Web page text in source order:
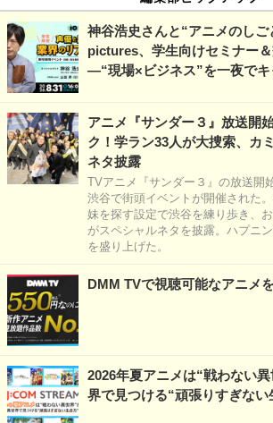
神谷浩史さんと“アニメのし
pictures、学生向けセミナー
―“現場×ビジネス”を一夜でキ
アニメ『サンダー３』放送開
ク！学ラン33人が大捜索、カ
ネタ披露
TVアニメ『サンダー３』の放送開
渋谷で街頭イベントが開催された
妹を探す設定で渋谷を練り歩き、
がスペシャルネタを披露。ハプニ
を盛り上げた。
DMM TVで視聴可能なアニメ
2026年夏アニメは“戦わない
界で見つける“頑張りすぎない